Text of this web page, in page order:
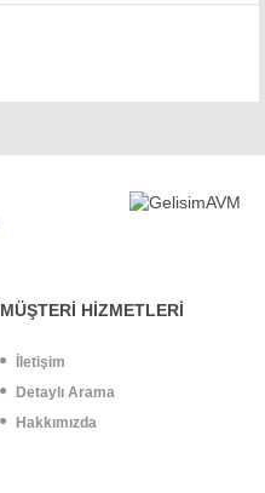
MÜŞTERİ HİZMETLERİ
İletişim
Detaylı Arama
Hakkımızda